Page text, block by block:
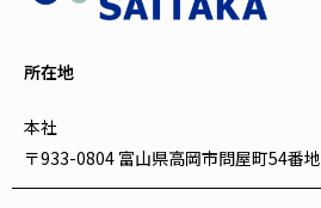
所在地
本社
〒933-0804 富山県高岡市問屋町54番地